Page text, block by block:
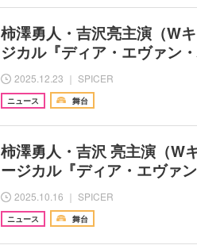
柿澤勇人・吉沢亮主演（W
ジカル『ディア・エヴァン
2025.12.23 ｜ SPICER
ニュース 舞台
柿澤勇人・吉沢 亮主演（W
ージカル『ディア・エヴァ
2025.10.16 ｜ SPICER
ニュース 舞台